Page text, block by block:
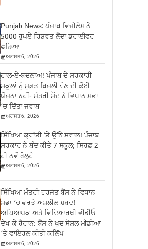
Punjab News: ਪੰਜਾਬ ਵਿਜੀਲੈਂਸ ਨੇ
5000 ਰੁਪਏ ਰਿਸ਼ਵਤ ਲੈਂਦਾ ਡਰਾਈਵਰ
ਫੜਿਆ!
ਅਗਸਤ 6, 2026
ਹਾਲ-ਏ-ਬਦਲਾਅ! ਪੰਜਾਬ ਦੇ ਸਰਕਾਰੀ
ਸਕੂਲਾਂ ਨੂੰ ਮੁਫ਼ਤ ਬਿਜਲੀ ਦੇਣ ਦੀ ਕੋਈ
ਯੋਜਨਾ ਨਹੀਂ- ਮੰਤਰੀ ਸੌਂਦ ਨੇ ਵਿਧਾਨ ਸਭਾ
‘ਚ ਦਿੱਤਾ ਜਵਾਬ
ਅਗਸਤ 6, 2026
ਸਿੱਖਿਆ ਕ੍ਰਾਂਤੀ ‘ਤੇ ਉੱਠੇ ਸਵਾਲ! ਪੰਜਾਬ
ਸਰਕਾਰ ਨੇ ਬੰਦ ਕੀਤੇ 7 ਸਕੂਲ; ਸਿਰਫ਼ 2
ਹੀ ਨਵੇਂ ਖੋਲ੍ਹੇ
ਅਗਸਤ 6, 2026
ਸਿੱਖਿਆ ਮੰਤਰੀ ਹਰਜੋਤ ਬੈਂਸ ਨੇ ਵਿਧਾਨ
ਸਭਾ ‘ਚ ਵਰਤੇ ਅਸ਼ਲੀਲ ਸ਼ਬਦ!
ਅਧਿਆਪਕ ਅਤੇ ਵਿਦਿਆਰਥੀ ਵੀਡੀਓ
ਦੇਖ ਕੇ ਹੈਰਾਨ; ਬੈਂਸ ਨੇ ਖੁਦ ਸੋਸ਼ਲ ਮੀਡੀਆ
‘ਤੇ ਵਾਇਰਲ ਕੀਤੀ ਕਲਿੱਪ
ਅਗਸਤ 6, 2026